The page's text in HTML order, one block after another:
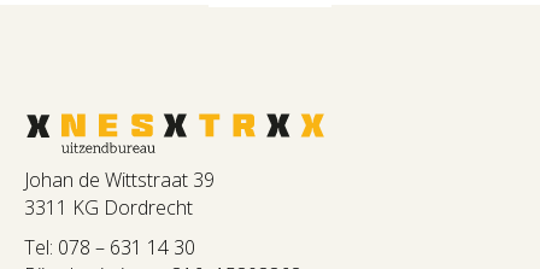
Johan de Wittstraat 39
3311 KG Dordrecht
Tel: 078 – 631 14 30